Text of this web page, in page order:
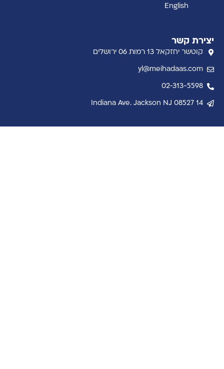
English
יצירת קשר
קוטשר יחזקאל 13 רמות 06 ירושלים
yl@meihadaas.com
02-313-5598
14 Indiana Ave. Jackson NJ 08527